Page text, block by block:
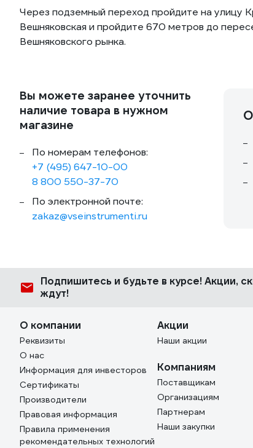
Через подземный переход пройдите на улицу
Вешняковская и пройдите 670 метров до
Вешняковского рынка.
Вы можете заранее уточнить
наличие товара в нужном
магазине
По номерам телефонов:
+7 (495) 647-10-00
8 800 550-37-70
По электронной почте:
zakaz@vseinstrumenti.ru
Подпишитесь и будьте в курсе! Акции,
ждут!
О компании
Реквизиты
О нас
Информация для инвесторов
Сертификаты
Производители
Правовая информация
Правила применения
рекомендательных технологий
Акции
Наши акции
Компаниям
Поставщикам
Организациям
Партнерам
Наши закупки